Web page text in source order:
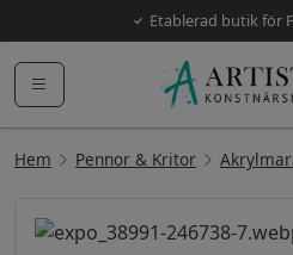
Etablerad butik för
Hem Pennor & Kritor